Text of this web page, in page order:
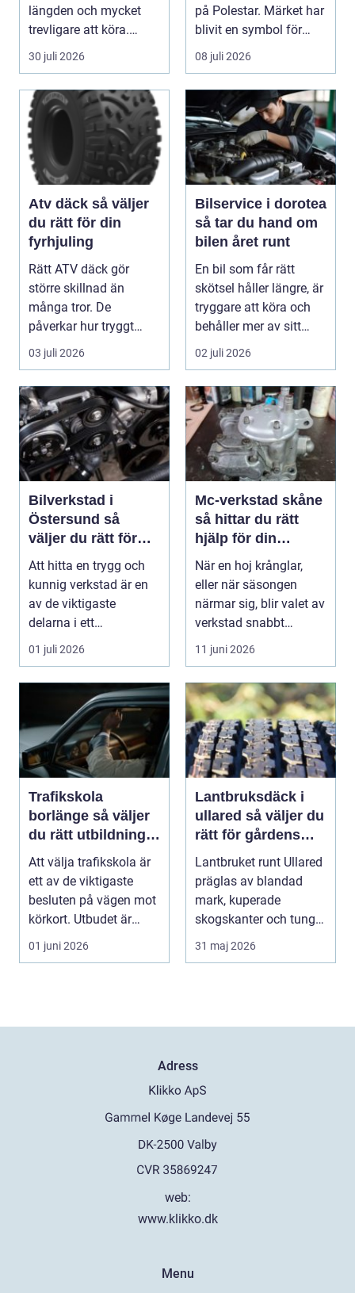
längden och mycket
trevligare att köra.
Trots det väntar mån...
30 juli 2026
på Polestar. Märket har
blivit en symbol för
mod...
08 juli 2026
Atv däck så väljer
du rätt för din
fyrhjuling
Rätt ATV däck gör
större skillnad än
många tror. De
påverkar hur tryggt
fyrhjulingen beter sig
på vä...
03 juli 2026
Bilservice i dorotea
så tar du hand om
bilen året runt
En bil som får rätt
skötsel håller längre, är
tryggare att köra och
behåller mer av sitt
värde. I no...
02 juli 2026
Bilverkstad i
Östersund så
väljer du rätt för
din bil
Att hitta en trygg och
kunnig verkstad är en
av de viktigaste
delarna i ett
problemfritt bilägande.
01 juli 2026
Mc-verkstad skåne
så hittar du rätt
hjälp för din
motorcykel
När en hoj krånglar,
eller när säsongen
närmar sig, blir valet av
verkstad snabbt
avgörande. En MC-v...
11 juni 2026
Trafikskola
borlänge så väljer
du rätt utbildning
mot körkort
Att välja trafikskola är
ett av de viktigaste
besluten på vägen mot
körkort. Utbudet är
stort, prise...
01 juni 2026
Lantbruksdäck i
ullared så väljer du
rätt för gårdens
behov
Lantbruket runt Ullared
präglas av blandad
mark, kuperade
skogskanter och tunga
arbetsmoment.
Däckva...
31 maj 2026
Adress
web:
www.klikko.dk
Menu